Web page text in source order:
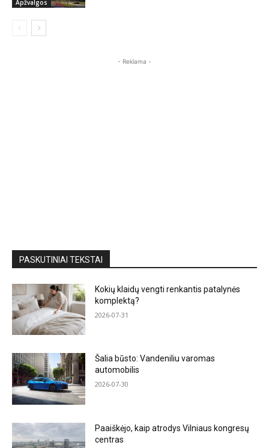
Apžvalgos
- Reklama -
PASKUTINIAI TEKSTAI
Kokių klaidų vengti renkantis patalynės
komplektą?
2026-07-31
Šalia būsto: Vandeniliu varomas
automobilis
2026-07-30
Paaiškėjo, kaip atrodys Vilniaus kongresų
centras